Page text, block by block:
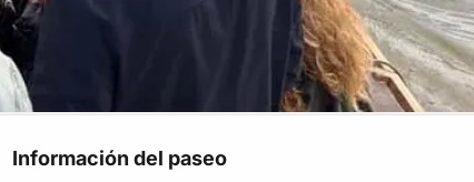
Información del paseo